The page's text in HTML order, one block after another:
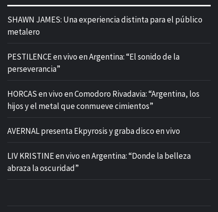
SHAWN JAMES: Una experiencia distinta para el público
metalero
PESTILENCE en vivo en Argentina: “El sonido de la
perseverancia”
HORCAS en vivo en Comodoro Rivadavia: “Argentina, los
hijos y el metal que conmueve cimientos”
AVERNAL presenta Ekpyrosis y graba disco en vivo
LIV KRISTINE en vivo en Argentina: “Donde la belleza
abraza la oscuridad”